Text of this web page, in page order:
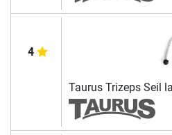
4
Taurus Trizeps Seil